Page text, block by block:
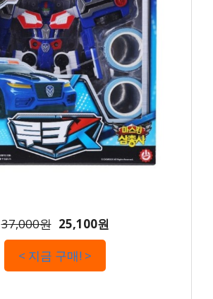
37,000원 25,100원
< 지금 구매! >